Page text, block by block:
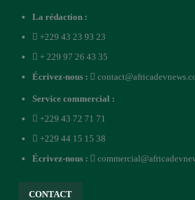
La rédaction :
+229 43 23 93 23
+ 229 97 26 43 35
Écrivez-nous :
Service commercial :
+229 43 72 71 71
+229 44 15 15 38
Écrivez-nous :
CONTACT